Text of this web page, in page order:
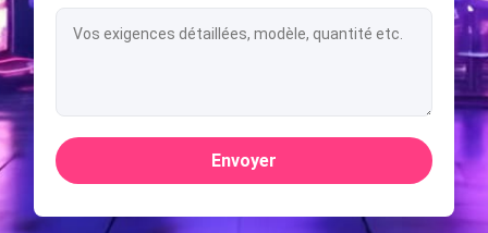
Envoyer